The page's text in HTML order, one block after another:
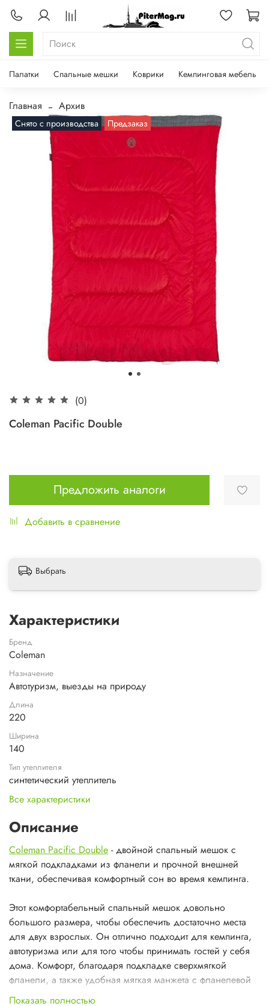
Палатки Спальные мешки Коврики Кемпинговая мебель
Главная Архив
Снято с производства Предзаказ
(0)
Coleman Pacific Double
Предложить аналоги
Добавить в сравнение
Выбрать
Характеристики
Бренд
Coleman
Назначение
Автотуризм, выезды на природу
Длина
220
Ширина
140
Тип утеплителя
синтетический утеплитель
Все характеристики
Описание
Coleman Pacific Double - двойной спальный мешок с
мягкой подкладками из фланели и прочной внешней
ткани, обеспечивая комфортный сон во время кемпинга.
Этот комфортабельный спальный мешок довольно
большого размера, чтобы обеспечить достаточно места
для двух взрослых. Он отлично подходит для кемпинга,
автотуризма или для того чтобы принимать гостей у себя
дома. Комфорт, благодаря подкладке сверхмягкой
фланели, а также удобная мягкая манжета с фланелевой
подкладкой вокруг вашего лица и шеи.
Показать полностью